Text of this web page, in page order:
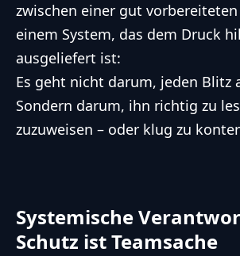
zwischen einer gut
einem System, das dem Druck
ausgeliefert ist:
Es geht nicht darum, jeden Blitz
Sondern darum, ihn richtig zu
zuzuweisen – oder klug zu
Systemische
Schutz ist Teamsache